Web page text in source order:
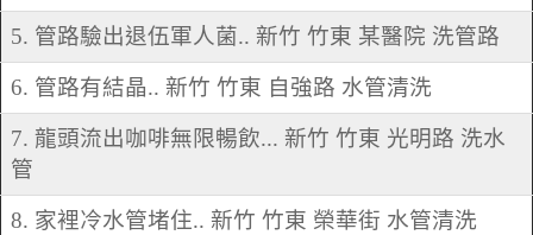
5. 管路驗出退伍軍人菌.. 新竹 竹東 某醫院 洗管路
6. 管路有結晶.. 新竹 竹東 自強路 水管清洗
7. 龍頭流出咖啡無限暢飲... 新竹 竹東 光明路 洗水
管
8. 家裡冷水管堵住.. 新竹 竹東 榮華街 水管清洗